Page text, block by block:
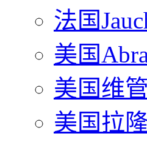
法国
美国
美国维
美国拉